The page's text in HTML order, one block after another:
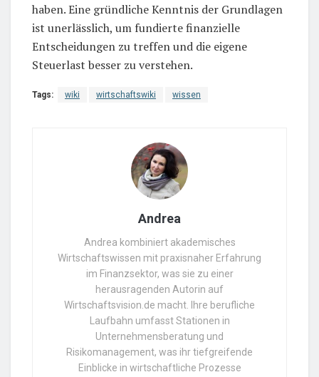
haben. Eine gründliche Kenntnis der Grundlagen
ist unerlässlich, um fundierte finanzielle
Entscheidungen zu treffen und die eigene
Steuerlast besser zu verstehen.
Tags: wiki wirtschaftswiki wissen
Andrea
Andrea kombiniert akademisches
Wirtschaftswissen mit praxisnaher Erfahrung
im Finanzsektor, was sie zu einer
herausragenden Autorin auf
Wirtschaftsvision.de macht. Ihre berufliche
Laufbahn umfasst Stationen in
Unternehmensberatung und
Risikomanagement, was ihr tiefgreifende
Einblicke in wirtschaftliche Prozesse